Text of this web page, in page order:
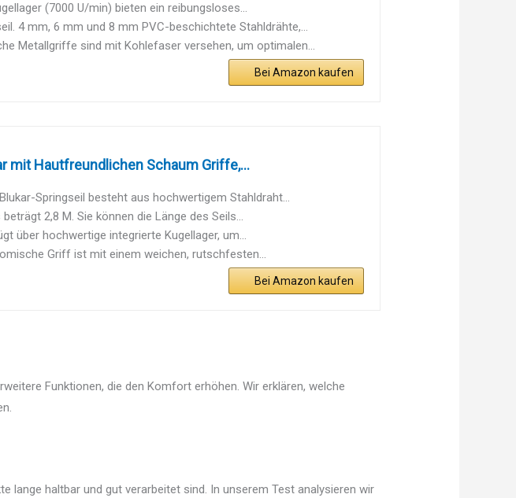
(7000 U/min) bieten ein reibungsloses...
4 mm, 6 mm und 8 mm PVC-beschichtete Stahldrähte,...
Metallgriffe sind mit Kohlefaser versehen, um optimalen...
Bei Amazon kaufen
mit Hautfreundlichen Schaum Griffe,...
Springseil besteht aus hochwertigem Stahldraht...
2,8 M. Sie können die Länge des Seils...
über hochwertige integrierte Kugellager, um...
Griff ist mit einem weichen, rutschfesten...
Bei Amazon kaufen
Funktionen, die den Komfort erhöhen. Wir erklären, welche
lange haltbar und gut verarbeitet sind. In unserem Test analysieren wir